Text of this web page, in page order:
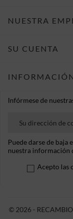
NUESTRA
SU CUENTA
Infórmese de
Puede darse de baja
nuestra información
Acepto las
© 2026 -